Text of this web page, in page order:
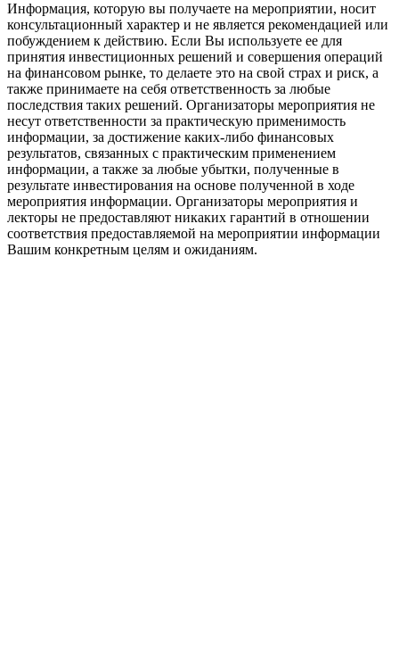
Информация, которую вы получаете на мероприятии, носит
консультационный характер и не является рекомендацией или
побуждением к действию. Если Вы используете ее для
принятия инвестиционных решений и совершения операций
на финансовом рынке, то делаете это на свой страх и риск, а
также принимаете на себя ответственность за любые
последствия таких решений. Организаторы мероприятия не
несут ответственности за практическую применимость
информации, за достижение каких-либо финансовых
результатов, связанных с практическим применением
информации, а также за любые убытки, полученные в
результате инвестирования на основе полученной в ходе
мероприятия информации. Организаторы мероприятия и
лекторы не предоставляют никаких гарантий в отношении
соответствия предоставляемой на мероприятии информации
Вашим конкретным целям и ожиданиям.